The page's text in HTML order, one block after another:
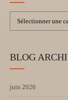
BLOG
juin 2026